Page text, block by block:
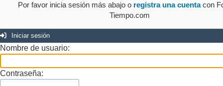
Por favor inicia sesión más abajo o registra una cuentacon
Tiempo.com
Iniciar sesión
Nombre de usuario:
Contraseña: